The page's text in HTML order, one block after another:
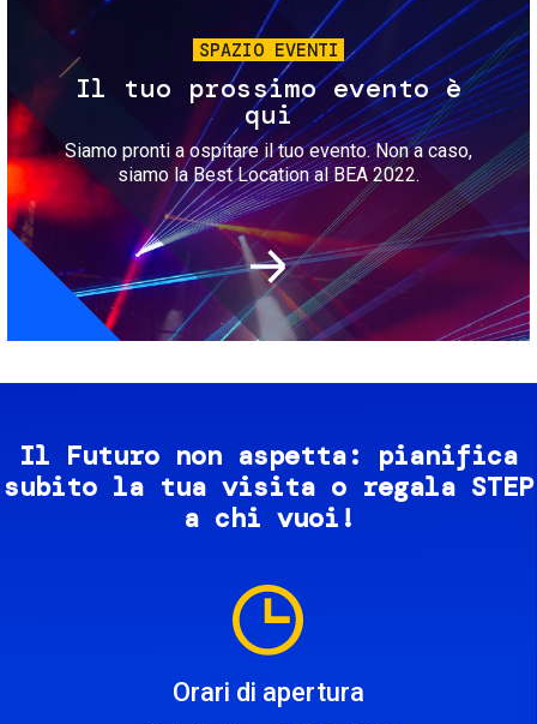
SPAZIO EVENTI
Il tuo prossimo evento è
qui
Siamo pronti a ospitare il tuo evento. Non a caso,
siamo la Best Location al BEA 2022.
Il Futuro non aspetta: pianifica
subito la tua visita o regala STEP
a chi vuoi!
Orari di apertura